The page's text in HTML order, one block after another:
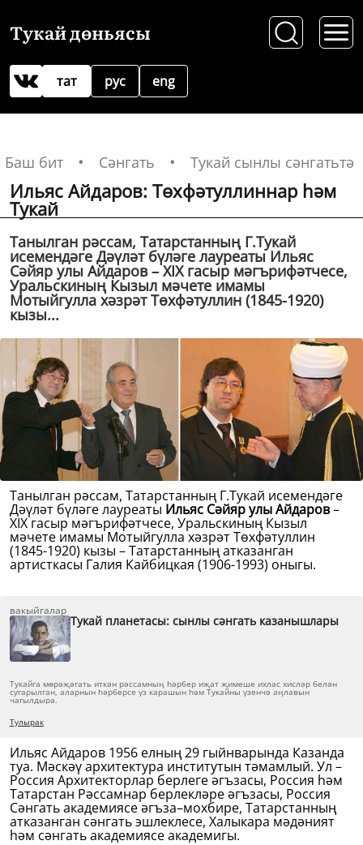
Тукай дөньясы
рус
тат eng
Баш бит Сәнгать Тукай сынлы сәнгатьтә
Ильяс Айдаров: Төхфәтуллиннар һәм
Тукай
Танылган рәссам, Татарстанның Г.Тукай
исемендәге Дәүләт бүләге лауреаты Ильяс
Сәйяр улы Айдаров – XIX гасыр мәгърифәтчесе,
Уральскиның Кызыл мәчете имамы
Мотыйгулла хәзрәт Төхфәтуллин (1845-1920)
кызы...
Танылган рәссам, Татарстанның Г.Тукай исемендәге
Дәүләт бүләге лауреаты Ильяс Сәйяр улы Айдаров–
XIX гасыр мәгърифәтчесе, Уральскиның Кызыл
мәчете имамы Мотыйгулла хәзрәт Төхфәтуллин
(1845-1920) кызы – Татарстанның атказанган
артисткасы Галия Кайбицкая (1906-1993) оныгы.
вакыйгалар
Тукай планетасы: сынлы сәнгать казанышлары
Тукайга мөрәҗәгать иткән рәссамның һәрбер иҗат җимеше ихлас хисләр белән
сугарылган, аларнын һәрберсе үз карашын һәм Тукайны үзенчә аңлавын
чагылдыра.
Тулырак
Ильяс Айдаров 1956 елның 29 гыйнварында Казанда
туа. Мәскәү архитектура институтын тәмамлый. Ул –
Россия Архитекторлар берлеге әгъзасы, Россия һәм
Татарстан Рәссамнар берлекләре әгъзасы, Россия
Сәнгать академиясе әгъза–мохбире, Татарстанның
атказанган сәнгать эшлеклесе, Халыкара мәдәният
һәм сәнгать академиясе академигы.